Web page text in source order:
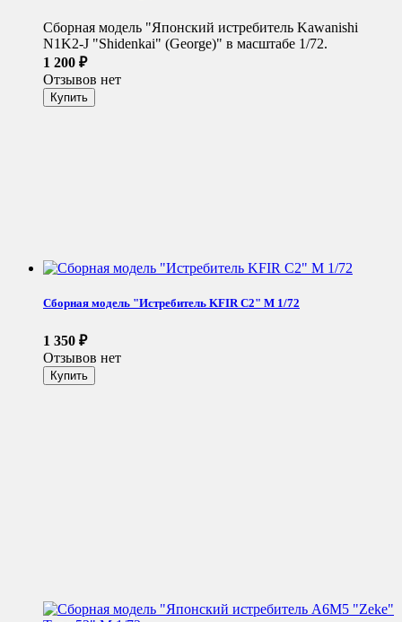
Сборная модель "Японский истребитель Kawanishi
N1K2-J "Shidenkai" (George)" в масштабе 1/72.
1 200 ₽
Отзывов нет
Сборная модель "Истребитель KFIR C2" М 1/72
1 350 ₽
Отзывов нет